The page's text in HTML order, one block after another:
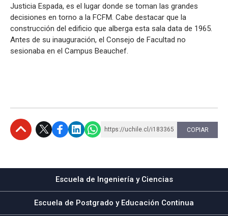
Justicia Espada, es el lugar donde se toman las grandes
decisiones en torno a la FCFM. Cabe destacar que la
construcción del edificio que alberga esta sala data de 1965.
Antes de su inauguración, el Consejo de Facultad no
sesionaba en el Campus Beauchef.
https://uchile.cl/i183365 COPIAR
Escuela de Ingeniería y Ciencias
Escuela de Postgrado y Educación Continua